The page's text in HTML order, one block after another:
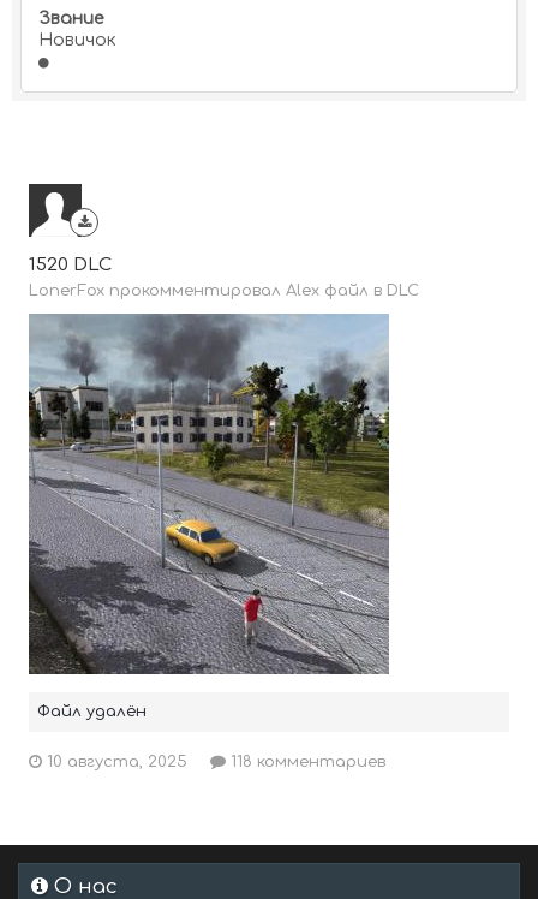
Звание
Новичок
1520 DLC
LonerFox прокомментировал Alex файл в DLC
Файл удалён
10 августа, 2025 118 комментариев
О нас